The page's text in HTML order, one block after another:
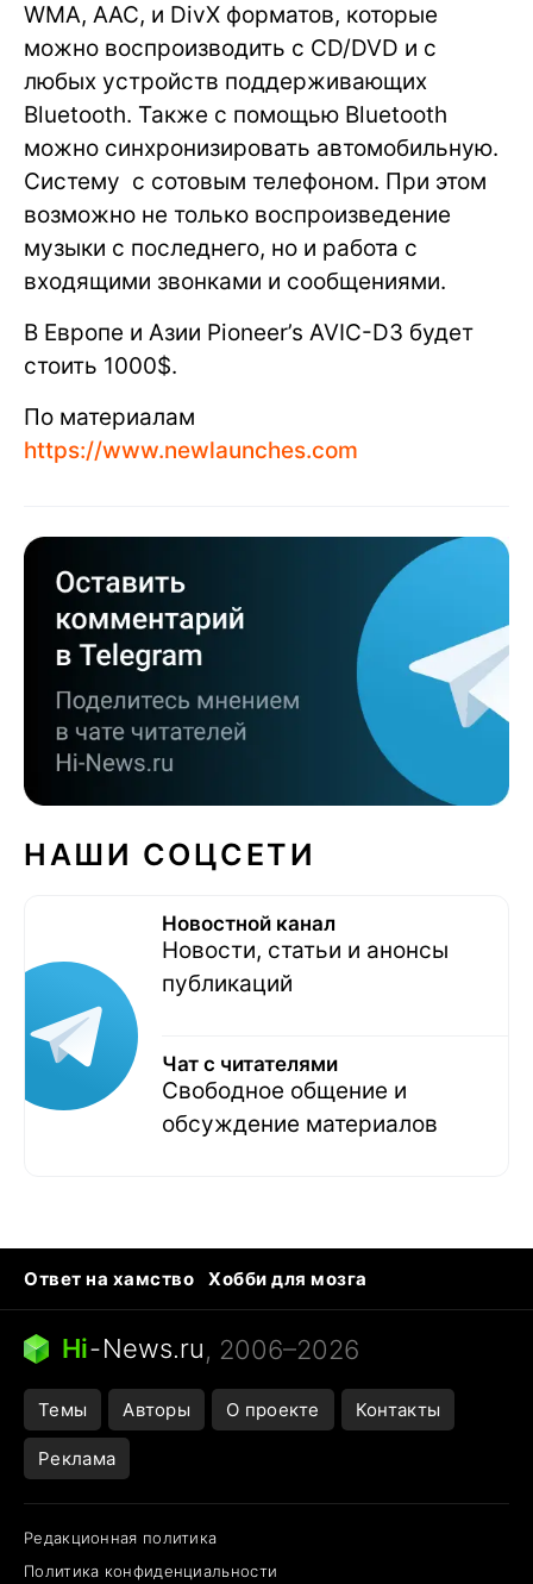
WMA, AAC, и DivX форматов, которые
можно воспроизводить с CD/DVD и с
любых устройств поддерживающих
Bluetooth. Также с помощью Bluetooth
можно синхронизировать автомобильную.
Систему с сотовым телефоном. При этом
возможно не только воспроизведение
музыки с последнего, но и работа с
входящими звонками и сообщениями.
В Европе и Азии Pioneer’s AVIC-D3 будет
стоить 1000$.
По материалам
https://www.newlaunches.com
НАШИ СОЦСЕТИ
Новостной канал
Новости, статьи и анонсы
публикаций
Чат с читателями
Свободное общение и
обсуждение материалов
Ответ на хамство
Хобби для мозга
Бензин 100 и 95
Тунцы в океанариуме
Следующая пандемия
Hi-News.ru, 2006–2026
Темы Авторы О проекте Контакты
Реклама
Редакционная политика
Политика конфиденциальности